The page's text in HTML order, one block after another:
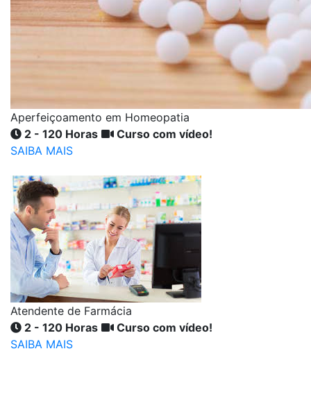
Aperfeiçoamento em Homeopatia
2 - 120 Horas
Curso com vídeo!
SAIBA MAIS
Atendente de Farmácia
2 - 120 Horas
Curso com vídeo!
SAIBA MAIS